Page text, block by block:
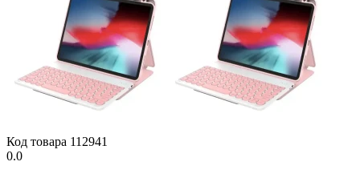
Код товара 112941
0.0